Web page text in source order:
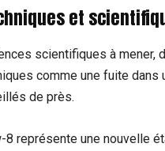
et
scientifiques à mener,
comme une fuite dans
de près.
8 représente une nouvelle